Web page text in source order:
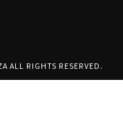
ALL RIGHTS RESERVED.